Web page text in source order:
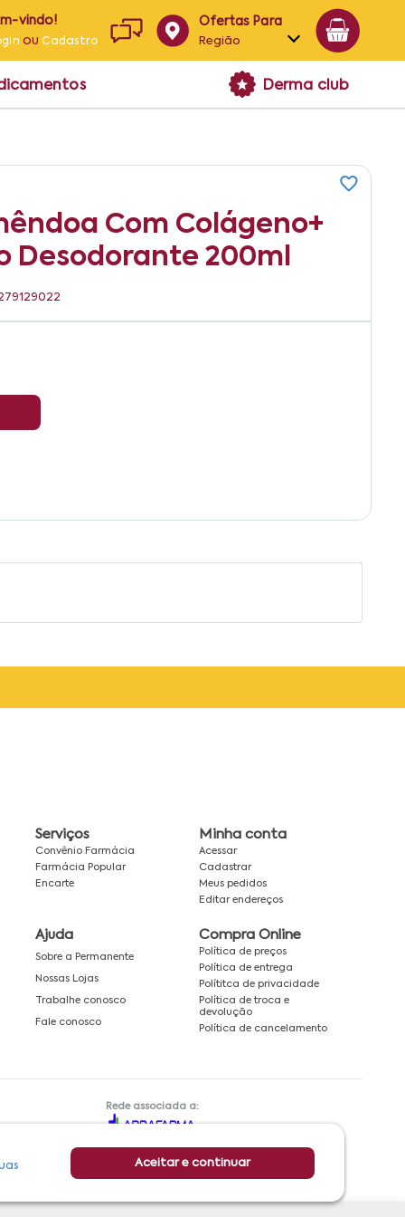
vindo!
ouCadastro
Ofertas Para
Região
Alagoas
Derma club
Com Colágeno+
Desodorante 200ml
Aceitar e continuar
Serviços
Convênio Farmácia
Farmácia Popular
Encarte
Minha conta
Acessar
Cadastrar
Meus pedidos
Editar endereços
Ajuda
Sobre a Permanente
Nossas Lojas
Trabalhe conosco
Fale conosco
Compra Online
Política de preços
Política de entrega
Polítitca de privacidade
Política de troca e
devolução
Política de cancelamento
Rede associada a: